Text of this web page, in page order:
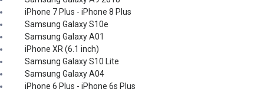
iPhone 7 Plus - iPhone 8 Plus
Samsung Galaxy S10e
Samsung Galaxy A01
iPhone XR (6.1 inch)
Samsung Galaxy S10 Lite
Samsung Galaxy A04
iPhone 6 Plus - iPhone 6s Plus